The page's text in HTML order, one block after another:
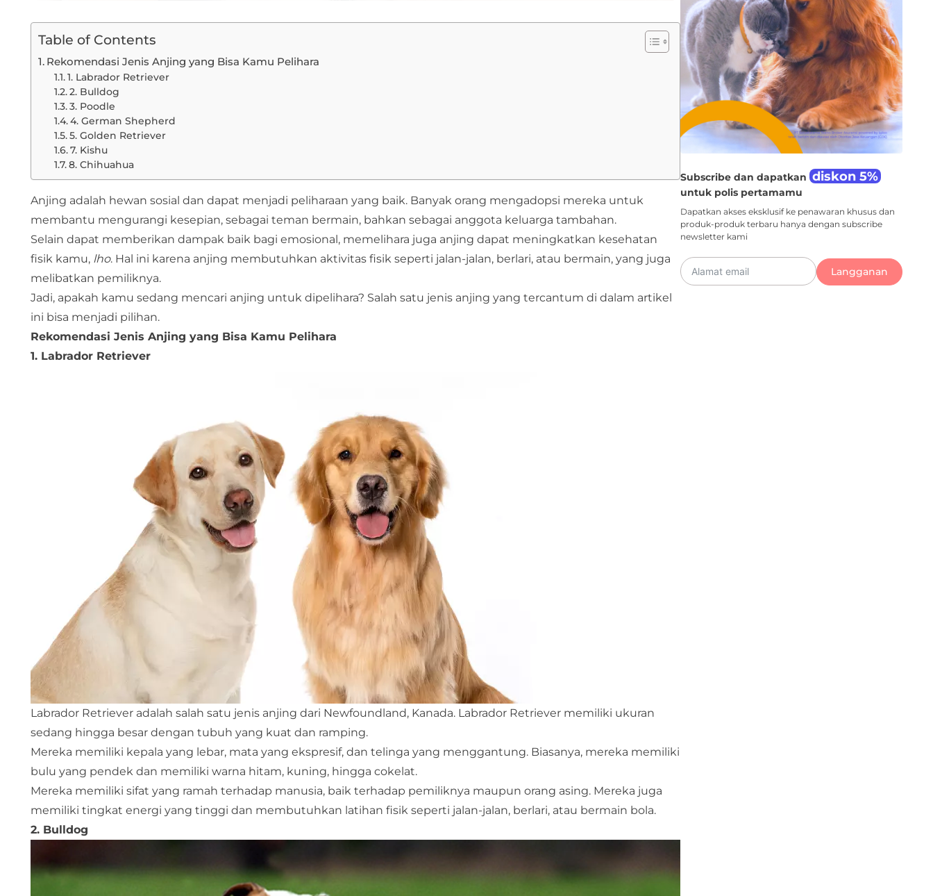
Table of Contents
Rekomendasi Jenis Anjing yang Bisa Kamu Pelihara
1. Labrador Retriever
2. Bulldog
3. Poodle
4. German Shepherd
5. Golden Retriever
7. Kishu
8. Chihuahua
Anjing adalah hewan sosial dan dapat menjadi peliharaan yang baik. Banyak orang mengadopsi mereka untuk
membantu mengurangi kesepian, sebagai teman bermain, bahkan sebagai anggota keluarga tambahan.
Selain dapat memberikan dampak baik bagi emosional, memelihara juga anjing dapat meningkatkan kesehatan
fisik kamu, lho. Hal ini karena anjing membutuhkan aktivitas fisik seperti jalan-jalan, berlari, atau bermain, yang juga
melibatkan pemiliknya.
Jadi, apakah kamu sedang mencari anjing untuk dipelihara? Salah satu jenis anjing yang tercantum di dalam artikel
ini bisa menjadi pilihan.
Rekomendasi Jenis Anjing yang Bisa Kamu Pelihara
1. Labrador Retriever
Labrador Retriever adalah salah satu jenis anjing dari Newfoundland, Kanada. Labrador Retriever memiliki ukuran
sedang hingga besar dengan tubuh yang kuat dan ramping.
Mereka memiliki kepala yang lebar, mata yang ekspresif, dan telinga yang menggantung. Biasanya, mereka memiliki
bulu yang pendek dan memiliki warna hitam, kuning, hingga cokelat.
Mereka memiliki sifat yang ramah terhadap manusia, baik terhadap pemiliknya maupun orang asing. Mereka juga
memiliki tingkat energi yang tinggi dan membutuhkan latihan fisik seperti jalan-jalan, berlari, atau bermain bola.
2. Bulldog
Subscribe dan dapatkan diskon 5%
untuk polis pertamamu
Dapatkan akses eksklusif ke penawaran khusus dan
produk-produk terbaru hanya dengan subscribe
newsletter kami
Langganan